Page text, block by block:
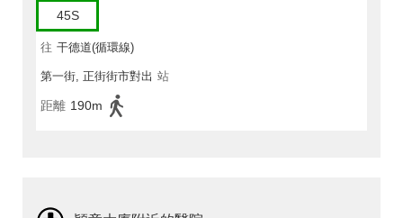
45S
往 干德道(循環線)
第一街, 正街街市對出 站
距離 190m